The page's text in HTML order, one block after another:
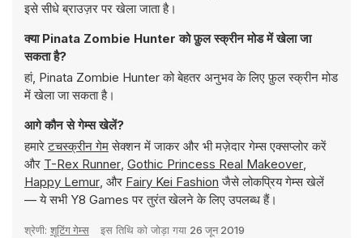
इसे सीधे ब्राउज़र पर खेला जाता है।
क्या Pinata Zombie Hunter को फ़ुल स्क्रीन मोड में खेला जा
सकता है?
हां, Pinata Zombie Hunter को बेहतर अनुभव के लिए फ़ुल स्क्रीन मोड
में खेला जा सकता है।
आगे कौन से गेम्स खेलें?
हमारेटचस्क्रीन गेमसेक्शन में जाकर और भी मज़ेदार गेम्स एक्सप्लोर करें
और T-Rex Runner, Gothic Princess Real Makeover,
Happy Lemur, और Fairy Kei Fashion जैसे लोकप्रिय गेम्स खेलें
— ये सभी Y8 Games पर तुरंत खेलने के लिए उपलब्ध हैं।
श्रेणी: शूटिंग गेम्स इस तिथि को जोड़ा गया 26 जून 2019